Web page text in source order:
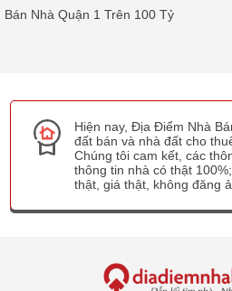
Bán Nhà Quận 1 Trên 100 Tỷ
Hiện nay, Địa Điểm Nhà
đất bán và nhà đất cho
Chúng tôi cam kết, các
thông tin nhà có thật
thật, giá thật, không đăng